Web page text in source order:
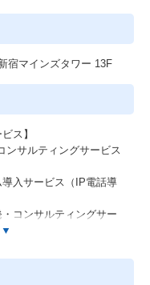
宿マインズタワー 13F
ス】
サルティングサービス
入サービス（IP電話導
コンサルティングサー